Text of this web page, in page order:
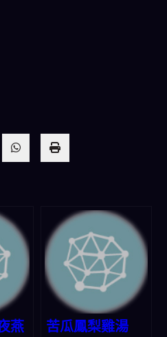
燕
苦瓜鳳梨雞湯